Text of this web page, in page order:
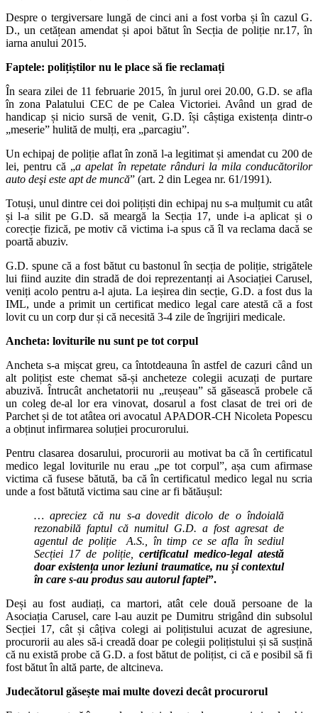
Despre o tergiversare lungă de cinci ani a fost vorba și în cazul G.
D., un cetățean amendat și apoi bătut în Secția de poliție nr.17, în
iarna anului 2015.
Faptele: polițiștilor nu le place să fie reclamați
În seara zilei de 11 februarie 2015, în jurul orei 20.00, G.D. se afla
în zona Palatului CEC de pe Calea Victoriei. Având un grad de
handicap și nicio sursă de venit, G.D. își câștiga existența dintr-o
„meserie” hulită de mulți, era „parcagiu”.
Un echipaj de poliție aflat în zonă l-a legitimat și amendat cu 200 de
lei, pentru că „a apelat în repetate rânduri la mila conducătorilor
auto deşi este apt de muncă” (art. 2 din Legea nr. 61/1991).
Totuși, unul dintre cei doi polițiști din echipaj nu s-a mulțumit cu atât
și l-a silit pe G.D. să meargă la Secția 17, unde i-a aplicat și o
corecție fizică, pe motiv că victima i-a spus că îl va reclama dacă se
poartă abuziv.
G.D. spune că a fost bătut cu bastonul în secția de poliție, strigătele
lui fiind auzite din stradă de doi reprezentanți ai Asociației Carusel,
veniți acolo pentru a-l ajuta. La ieșirea din secție, G.D. a fost dus la
IML, unde a primit un certificat medico legal care atestă că a fost
lovit cu un corp dur și că necesită 3-4 zile de îngrijiri medicale.
Ancheta: loviturile nu sunt pe tot corpul
Ancheta s-a mișcat greu, ca întotdeauna în astfel de cazuri când un
alt polițist este chemat să-și ancheteze colegii acuzați de purtare
abuzivă. Întrucât anchetatorii nu „reușeau” să găsească probele că
un coleg de-al lor era vinovat, dosarul a fost clasat de trei ori de
Parchet și de tot atâtea ori avocatul APADOR-CH Nicoleta Popescu
a obținut infirmarea soluției procurorului.
Pentru clasarea dosarului, procurorii au motivat ba că în certificatul
medico legal loviturile nu erau „pe tot corpul”, așa cum afirmase
victima că fusese bătută, ba că în certificatul medico legal nu scria
unde a fost bătută victima sau cine ar fi bătăușul:
… apreciez că nu s-a dovedit dicolo de o îndoială
rezonabilă faptul că numitul G.D. a fost agresat de
agentul de poliție
A.S., în timp ce se afla în sediul
Secției 17 de poliție, certificatul medico-legal atestă
doar existența unor leziuni traumatice, nu și contextul
în care s-au produs sau autorul faptei”.
Deși au fost audiați, ca martori, atât cele două persoane de la
Asociația Carusel, care l-au auzit pe Dumitru strigând din subsolul
Secției 17, cât și câțiva colegi ai polițistului acuzat de agresiune,
procurorii au ales să-i creadă doar pe colegii polițistului și să susțină
că nu există probe că G.D. a fost bătut de polițist, ci că e posibil să fi
fost bătut în altă parte, de altcineva.
Judecătorul găsește mai multe dovezi decât procurorul